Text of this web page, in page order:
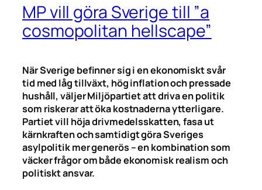
MP vill göra Sverige till ”a
cosmopolitan hellscape”
När Sverige befinner sig i en ekonomiskt svår
tid med låg tillväxt, hög inflation och pressade
hushåll, väljer Miljöpartiet att driva en politik
som riskerar att öka kostnaderna ytterligare.
Partiet vill höja drivmedelsskatten, fasa ut
kärnkraften och samtidigt göra Sveriges
asylpolitik mer generös – en kombination som
väcker frågor om både ekonomisk realism och
politiskt ansvar.